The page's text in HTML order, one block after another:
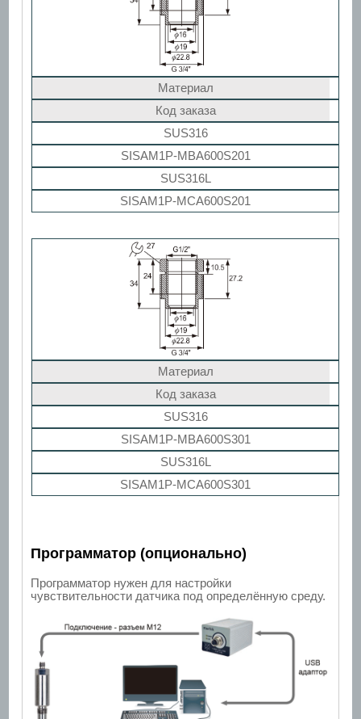
Материал
Код заказа
SUS316
SISAM1P-MBA600S201
SUS316L
SISAM1P-MCA600S201
Материал
Код заказа
SUS316
SISAM1P-MBA600S301
SUS316L
SISAM1P-MCA600S301
Программатор (опционально)
Программатор нужен для настройки
чувствительности датчика под определённую среду.